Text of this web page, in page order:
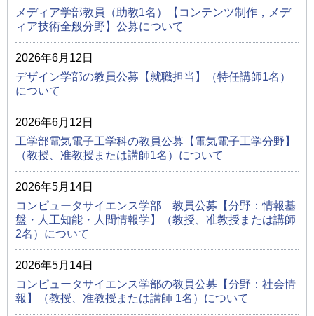
メディア学部教員（助教1名）【コンテンツ制作，メデ
ィア技術全般分野】公募について
2026年6月12日
デザイン学部の教員公募【就職担当】（特任講師1名）
について
2026年6月12日
工学部電気電子工学科の教員公募【電気電子工学分野】
（教授、准教授または講師1名）について
2026年5月14日
コンピュータサイエンス学部 教員公募【分野：情報基
盤・人工知能・人間情報学】（教授、准教授または講師
2名）について
2026年5月14日
コンピュータサイエンス学部の教員公募【分野：社会情
報】（教授、准教授または講師 1名）について